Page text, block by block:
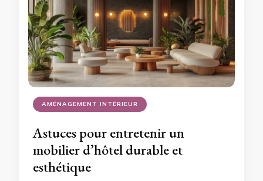
AMÉNAGEMENT INTÉRIEUR
Astuces pour entretenir un
mobilier d’hôtel durable et
esthétique